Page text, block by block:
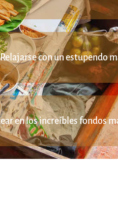
Relajarse con un estupendo
en los increíbles fondos